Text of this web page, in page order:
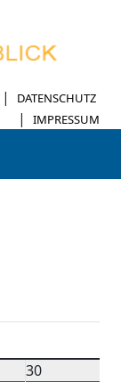
| DATENSCHUTZ
| IMPRESSUM
30